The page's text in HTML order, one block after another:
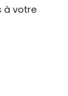
à votre